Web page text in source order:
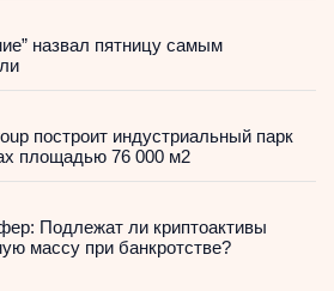
назвал пятницу самым
построит индустриальный парк
площадью 76 000 м2
Подлежат ли криптоактивы
массу при банкротстве?